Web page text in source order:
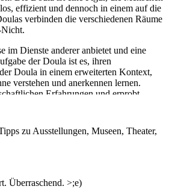
effizient und dennoch in einem auf die
verbinden die verschiedenen Räume
Nicht.
im Dienste anderer anbietet und eine
der Doula ist es, ihren
Doula in einem erweiterten Kontext,
verstehen und anerkennen lernen.
Erfahrungen und erprobt
(epistemischen)
zu Ausstellungen, Museen, Theater,
Überraschend. >;e)